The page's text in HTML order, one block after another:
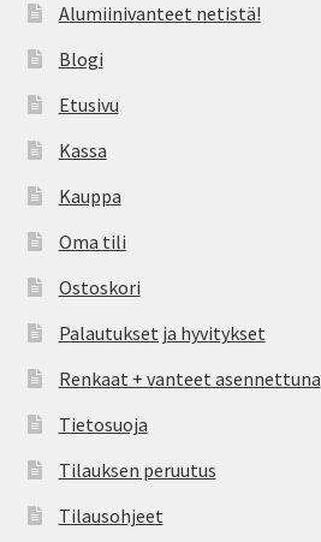
Alumiinivanteet netistä!
Blogi
Etusivu
Kassa
Kauppa
Oma tili
Ostoskori
Palautukset ja hyvitykset
Renkaat + vanteet asennettuna
Tietosuoja
Tilauksen peruutus
Tilausohjeet